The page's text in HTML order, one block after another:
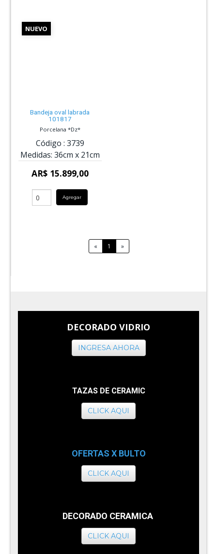
NUEVO
Bandeja oval labrada
101817
Porcelana *Dz*
Código : 3739
Medidas: 36cm x 21cm
AR$ 15.899,00
Agregar
« 1 »
DECORADO VIDRIO
INGRESA AHORA
TAZAS DE CERAMIC
CLICK AQUI
OFERTAS X BULTO
CLICK AQUI
DECORADO CERAMICA
CLICK AQUI